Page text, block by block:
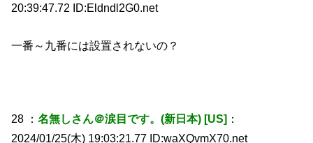
20:39:47.72 ID:Eldndl2G0.net
一番～九番には設置されないの？
28 ：名無しさん＠涙目です。(新日本) [US] ：
2024/01/25(木) 19:03:21.77 ID:waXQvmX70.net